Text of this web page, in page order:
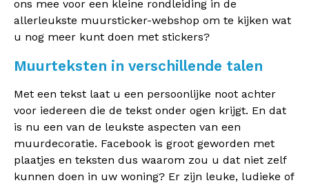
ons mee voor een kleine rondleiding in de
allerleukste muursticker-webshop om te kijken wat
u nog meer kunt doen met stickers?
Muurteksten in verschillende talen
Met een tekst laat u een persoonlijke noot achter
voor iedereen die de tekst onder ogen krijgt. En dat
is nu een van de leukste aspecten van een
muurdecoratie. Facebook is groot geworden met
plaatjes en teksten dus waarom zou u dat niet zelf
kunnen doen in uw woning? Er zijn leuke, ludieke of